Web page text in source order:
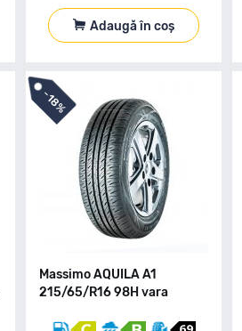
Adaugă în coș
-18%
Massimo AQUILA A1
215/65/R16 98H vara